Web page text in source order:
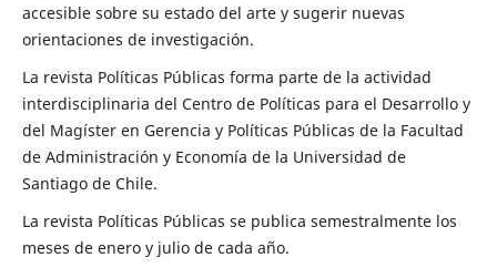
accesible sobre su estado del arte y sugerir nuevas
orientaciones de investigación.
La revista Políticas Públicas forma parte de la actividad
interdisciplinaria del Centro de Políticas para el Desarrollo y
del Magíster en Gerencia y Políticas Públicas de la Facultad
de Administración y Economía de la Universidad de
Santiago de Chile.
La revista Políticas Públicas se publica semestralmente los
meses de enero y julio de cada año.